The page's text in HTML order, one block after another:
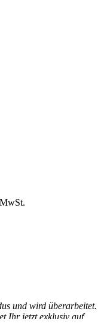
und wird überarbeitet.
Ihr jetzt exklusiv auf